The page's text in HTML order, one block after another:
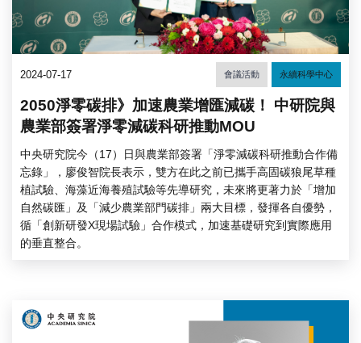
2024-07-17 會議活動 永續科學中心
2050淨零碳排》加速農業增匯減碳！ 中研院與
農業部簽署淨零減碳科研推動MOU
中央研究院今（17）日與農業部簽署「淨零減碳科研推動合作備
忘錄」，廖俊智院長表示，雙方在此之前已攜手高固碳狼尾草種
植試驗、海藻近海養殖試驗等先導研究，未來將更著力於「增加
自然碳匯」及「減少農業部門碳排」兩大目標，發揮各自優勢，
循「創新研發X現場試驗」合作模式，加速基礎研究到實際應用
的垂直整合。